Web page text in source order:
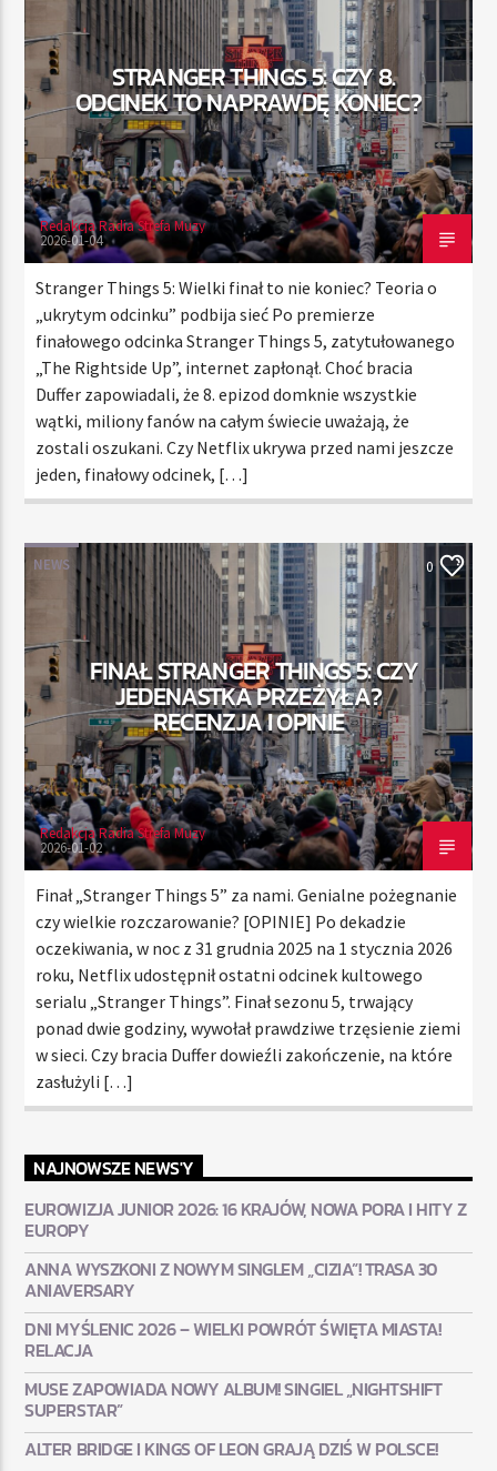
TERAZ
RADIO STREFA MUZY
00:00 24:00
STRANGER THINGS 5: CZY 8.
ODCINEK TO NAPRAWDĘ KONIEC?
Redakcja Radia Strefa Muzy
2026-01-04
Stranger Things 5: Wielki finał to nie koniec? Teoria o
„ukrytym odcinku” podbija sieć Po premierze
finałowego odcinka Stranger Things 5, zatytułowanego
„The Rightside Up”, internet zapłonął. Choć bracia
Duffer zapowiadali, że 8. epizod domknie wszystkie
wątki, miliony fanów na całym świecie uważają, że
zostali oszukani. Czy Netflix ukrywa przed nami jeszcze
jeden, finałowy odcinek, […]
NEWS 0
FINAŁ STRANGER THINGS 5: CZY
JEDENASTKA PRZEŻYŁA?
RECENZJA I OPINIE
Redakcja Radia Strefa Muzy
2026-01-02
Finał „Stranger Things 5” za nami. Genialne pożegnanie
czy wielkie rozczarowanie? [OPINIE] Po dekadzie
oczekiwania, w noc z 31 grudnia 2025 na 1 stycznia 2026
roku, Netflix udostępnił ostatni odcinek kultowego
serialu „Stranger Things”. Finał sezonu 5, trwający
ponad dwie godziny, wywołał prawdziwe trzęsienie ziemi
w sieci. Czy bracia Duffer dowieźli zakończenie, na które
zasłużyli […]
NAJNOWSZE NEWS'Y
EUROWIZJA JUNIOR 2026: 16 KRAJÓW, NOWA PORA I HITY Z
EUROPY
ANNA WYSZKONI Z NOWYM SINGLEM „CIZIA”! TRASA 30
ANIAVERSARY
DNI MYŚLENIC 2026 – WIELKI POWRÓT ŚWIĘTA MIASTA!
RELACJA
MUSE ZAPOWIADA NOWY ALBUM! SINGIEL „NIGHTSHIFT
SUPERSTAR”
ALTER BRIDGE I KINGS OF LEON GRAJĄ DZIŚ W POLSCE!